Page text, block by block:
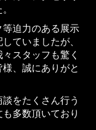
迫力のある展示
ていましたが、
スタッフも驚く
、誠にありがと
をたくさん行う
多数頂いており